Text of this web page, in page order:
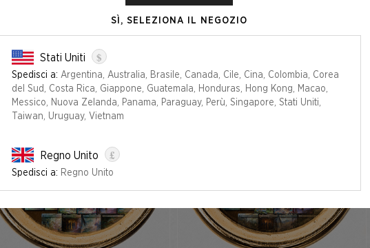
Inside an Elevator Superdrop
SÌ, SELEZIONA IL NEGOZIO
Stati Uniti $
Spedisci a: Argentina, Australia, Brasile, Canada, Cile, Cina, Colombia, Corea
del Sud, Costa Rica, Giappone, Guatemala, Honduras, Hong Kong, Macao,
Messico, Nuova Zelanda, Panama, Paraguay, Perù, Singapore, Stati Uniti,
Taiwan, Uruguay, Vietnam
Regno Unito £
Spedisci a: Regno Unito